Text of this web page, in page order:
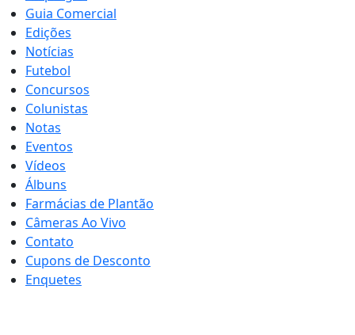
Guia Comercial
Edições
Notícias
Futebol
Concursos
Colunistas
Notas
Eventos
Vídeos
Álbuns
Farmácias de Plantão
Câmeras Ao Vivo
Contato
Cupons de Desconto
Enquetes